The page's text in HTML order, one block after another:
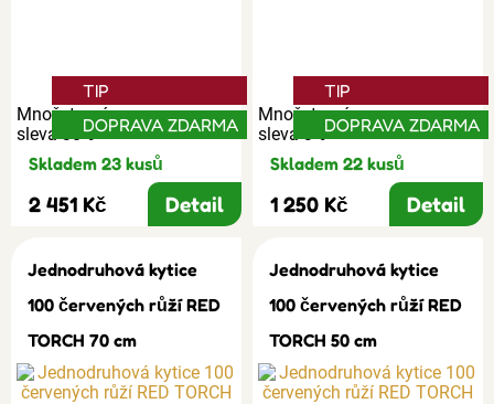
Množstevní
sleva 30%
TIP
DOPRAVA ZDARMA
Skladem 23 kusů
2 451 Kč Detail
Množstevní
sleva 3%
TIP
DOPRAVA ZDARMA
Skladem 22 kusů
1 250 Kč Detail
Jednodruhová kytice
100 červených růží RED
TORCH 70 cm
Jednodruhová kytice
100 červených růží RED
TORCH 50 cm